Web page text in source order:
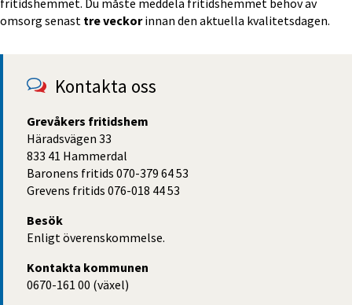
omsorg senast tre veckor innan den aktuella kvalitetsdagen.
Kontakta oss
Grevåkers fritidshem
Häradsvägen 33
833 41 Hammerdal
Baronens fritids 070-379 64 53
Grevens fritids 076-018 44 53
Besök
Enligt överenskommelse.
Kontakta kommunen
0670-161 00 (växel)